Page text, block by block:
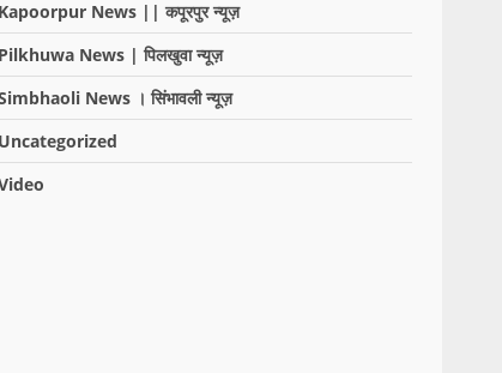
Kapoorpur News || कपूरपुर न्यूज़
Pilkhuwa News | पिलखुवा न्यूज़
News । सिंभावली न्यूज़
Uncategorized